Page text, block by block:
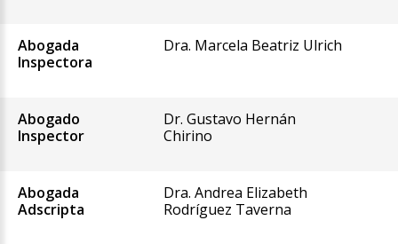
Abogada
Inspectora
Dra. Marcela Beatriz Ulrich
Abogado
Inspector
Dr. Gustavo Hernán
Chirino
Abogada
Adscripta
Dra. Andrea Elizabeth
Rodríguez Taverna